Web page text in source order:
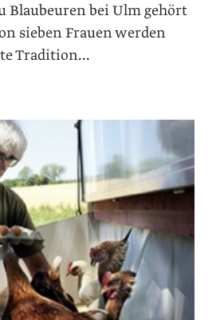
Blaubeuren bei Ulm gehört
sieben Frauen werden
Tradition...